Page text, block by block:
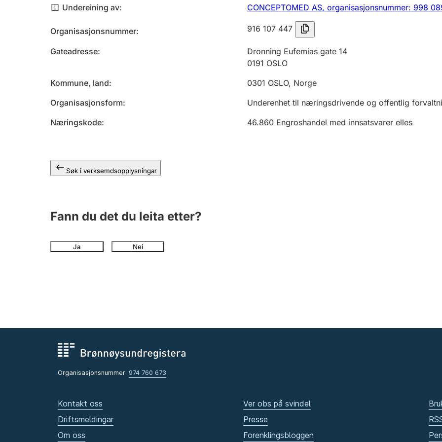
Undereining av CONCEPTOMED AS, organisasjonsnummer: 998
Organisasjonsnummer 916 107 447
Gateadresse
Dronning Eufemias gate 14
0191 OSLO
Kommune, land
0301 OSLO, Norge
Organisasjonsform
Underenhet til næringsdrivende og offentlig
Næringskode
46.860 Engroshandel med innsatsvarer elles
Søk i verksemdsopplysningar
Fann du det du leita etter?
Ja Nei
Organisasjonsnummer: 974 760 673
Kontakt oss
Driftsmeldingar
Om oss
Ver obs på svindel
Presse
Forenklingsbloggen